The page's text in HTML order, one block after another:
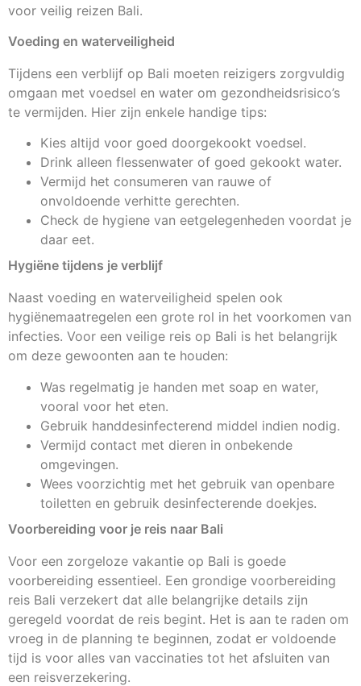
voor veilig reizen Bali.
Voeding en waterveiligheid
Tijdens een verblijf op Bali moeten reizigers zorgvuldig
omgaan met voedsel en water om gezondheidsrisico’s
te vermijden. Hier zijn enkele handige tips:
Kies altijd voor goed doorgekookt voedsel.
Drink alleen flessenwater of goed gekookt water.
Vermijd het consumeren van rauwe of
onvoldoende verhitte gerechten.
Check de hygiene van eetgelegenheden voordat je
daar eet.
Hygiëne tijdens je verblijf
Naast voeding en waterveiligheid spelen ook
hygiënemaatregelen een grote rol in het voorkomen van
infecties. Voor een veilige reis op Bali is het belangrijk
om deze gewoonten aan te houden:
Was regelmatig je handen met soap en water,
vooral voor het eten.
Gebruik handdesinfecterend middel indien nodig.
Vermijd contact met dieren in onbekende
omgevingen.
Wees voorzichtig met het gebruik van openbare
toiletten en gebruik desinfecterende doekjes.
Voorbereiding voor je reis naar Bali
Voor een zorgeloze vakantie op Bali is goede
voorbereiding essentieel. Een grondige voorbereiding
reis Bali verzekert dat alle belangrijke details zijn
geregeld voordat de reis begint. Het is aan te raden om
vroeg in de planning te beginnen, zodat er voldoende
tijd is voor alles van vaccinaties tot het afsluiten van
een reisverzekering.